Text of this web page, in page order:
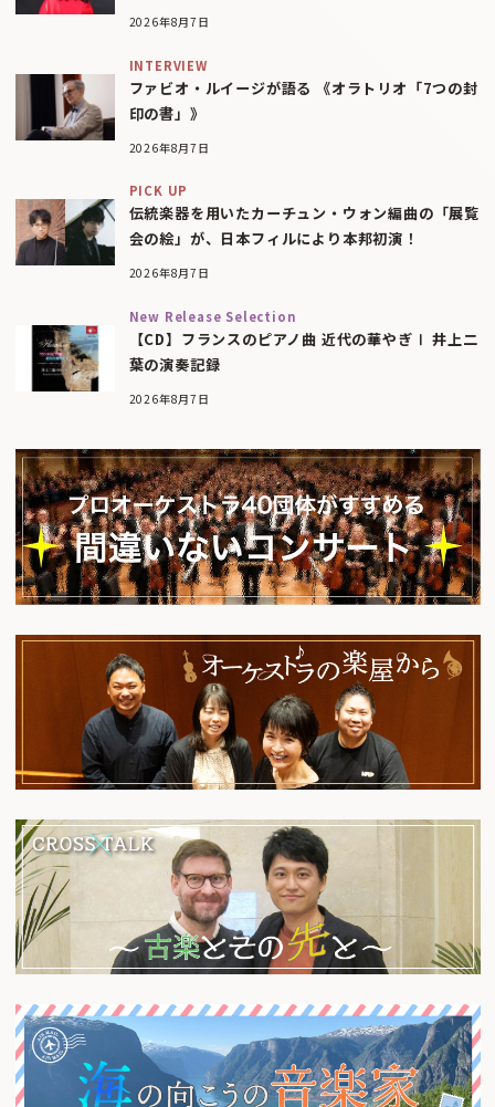
2026年8月7日
INTERVIEW
ファビオ・ルイージが語る 《オラトリオ「7つの封
印の書」》
2026年8月7日
PICK UP
伝統楽器を用いたカーチュン・ウォン編曲の「展覧
会の絵」が、日本フィルにより本邦初演！
2026年8月7日
New Release Selection
【CD】フランスのピアノ曲 近代の華やぎⅠ 井上二
葉の演奏記録
2026年8月7日